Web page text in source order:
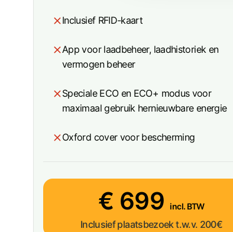
e
Inclusief RFID-kaart
App voor laadbeheer, laadhistoriek en
vermogen beheer
Speciale ECO en ECO+ modus voor
maximaal gebruik hernieuwbare energie
Oxford cover voor bescherming
€ 699incl. BTW
Inclusief plaatsbezoek t.w.v. 200€